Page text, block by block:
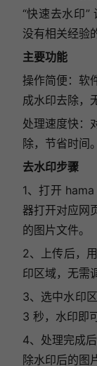
“快速去水印”
没有相关经验
主要功能
操作简便：软
成水印去除，
处理速度快：
除，节省时间。
去水印步骤
1、打开
器打开对应网
的图片文件。
2、上传后，
印区域，无需
3、选中水印
3 秒，水印即
4、处理完成
除水印后的图